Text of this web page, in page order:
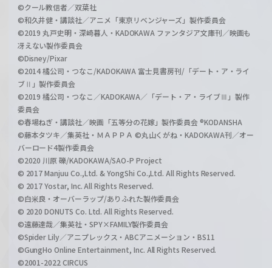
©クール教信者／双葉社
©和久井健・講談社／アニメ「東京リベンジャーズ」製作委員会
©2019 丸戸史明・深崎暮人・KADOKAWA ファンタジア文庫刊／映画も
冴えない製作委員会
©Disney/Pixar
©2014 橘公司・つなこ/KADOKAWA 富士見書房刊/「デート・ア・ライ
ブⅡ」製作委員会
©2019 橘公司・つなこ／KADOKAWA／「デート・ア・ライブⅢ」製作
委員会
©春場ねぎ・講談社／映画「五等分の花嫁」製作委員会 ®KODANSHA
©藤本タツキ／集英社・ＭＡＰＰＡ ©丸山くがね・KADOKAWA刊／オー
バーロード4製作委員会
©2020 川原 礫/KADOKAWA/SAO-P Project
© 2017 Manjuu Co.,Ltd. & YongShi Co.,Ltd. All Rights Reserved.
© 2017 Yostar, Inc. All Rights Reserved.
©白米良・オーバーラップ/ありふれた製作委員会
© 2020 DONUTS Co. Ltd. All Rights Reserved.
©遠藤達哉／集英社・SPY×FAMILY製作委員会
©Spider Lily／アニプレックス・ABCアニメーション・BS11
©GungHo Online Entertainment, Inc. All Rights Reserved.
©2001-2022 CIRCUS